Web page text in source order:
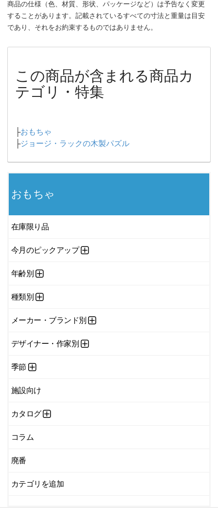
商品の仕様（色、材質、形状、パッケージなど）は予告なく変更
することがあります。記載されているすべての寸法と重量は目安
であり、それをお約束するものではありません。
この商品が含まれる商品カ
テゴリ・特集
├おもちゃ
├ジョージ・ラックの木製パズル
おもちゃ
在庫限り品
今月のピックアップ
年齢別
種類別
メーカー・ブランド別
デザイナー・作家別
季節
施設向け
カタログ
コラム
廃番
カテゴリを追加